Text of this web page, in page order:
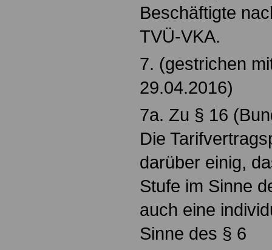
Beschäftigte
TVÜ-VKA.
7. (gestrichen
29.04.2016)
7a. Zu § 16
Die
darüber einig,
Stufe im Sinne
auch eine
Sinne des § 6